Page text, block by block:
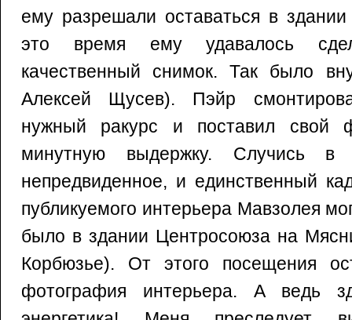
ему разрешали оставаться в
это время ему удавалось
качественный снимок. Так было
Алексей Щусев). Пэйр
нужный ракурс и поставил свой
минутную выдержку. Случись
непредвиденное, и единственный
публикуемого интерьера Мавзолея
было в здании Центросоюза на
Корбюзье). От этого посещения
фотография интерьера. А ведь